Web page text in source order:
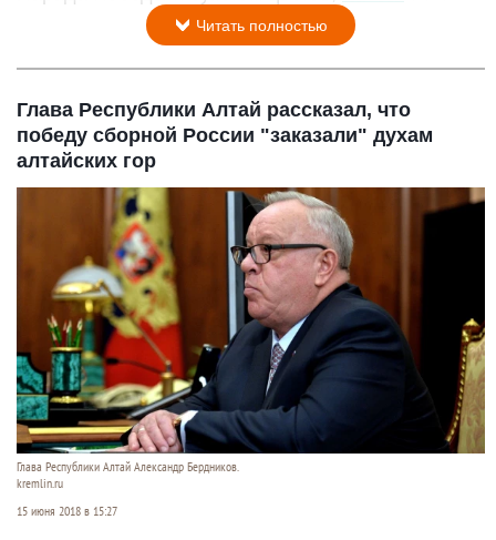
Читать полностью
Глава Республики Алтай рассказал, что
победу сборной России "заказали" духам
алтайских гор
Глава Республики Алтай Александр Бердников.
kremlin.ru
15 июня 2018 в 15:27